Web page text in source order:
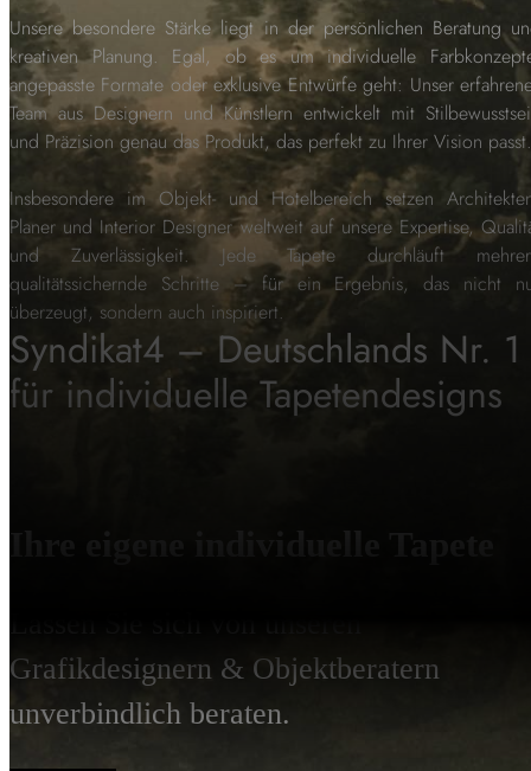
Unsere besondere Stärke liegt in der persönlichen Beratung
kreativen Planung. Egal, ob es um individuelle
angepasste Formate oder exklusive Entwürfe geht: Unser
Team aus Designern und Künstlern entwickelt mit
und Präzision genau das Produkt, das perfekt zu Ihrer Vision passt.
Insbesondere im Objekt- und Hotelbereich setzen
Planer und Interior Designer weltweit auf unsere Expertise,
und Zuverlässigkeit. Jede Tapete durchläuft
qualitätssichernde Schritte – für ein Ergebnis, das nicht
überzeugt, sondern auch inspiriert.
Syndikat4 – Deutschlands Nr. 1
für individuelle Tapetendesigns
Grafikdesignern & Objektberatern
unverbindlich beraten.